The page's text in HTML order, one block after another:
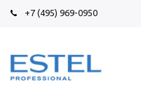
+7 (495) 969-0950